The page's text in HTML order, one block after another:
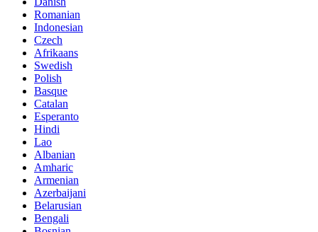
Romanian
Indonesian
Czech
Afrikaans
Swedish
Polish
Basque
Catalan
Esperanto
Hindi
Lao
Albanian
Amharic
Armenian
Azerbaijani
Belarusian
Bengali